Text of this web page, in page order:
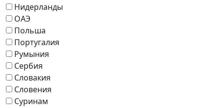
Нидерланды
ОАЭ
Польша
Португалия
Румыния
Сербия
Словакия
Словения
Суринам